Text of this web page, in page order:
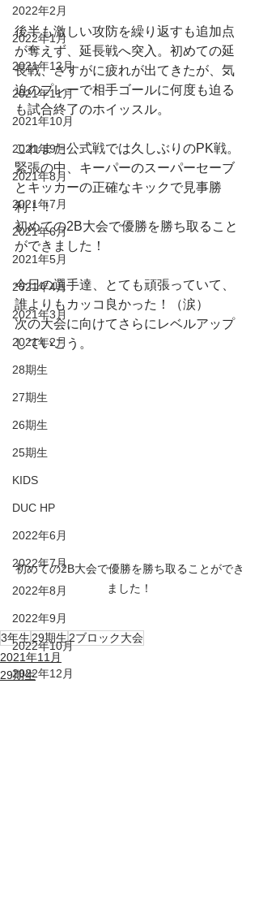
2022年2月
2022年1月
2021年12月
2021年11月
2021年10月
2021年9月
2021年8月
2021年7月
2021年6月
2021年5月
2021年4月
2021年3月
2021年2月
28期生
27期生
26期生
25期生
KIDS
DUC HP
2022年6月
2022年7月
2022年8月
2022年9月
2022年10月
2022年12月
後半も激しい攻防を繰り返すも追加点
が奪えず、延長戦へ突入。初めての延
長戦、さすがに疲れが出てきたが、気
迫のプレーで相手ゴールに何度も迫る
も試合終了のホイッスル。
これまた公式戦では久しぶりのPK戦。
緊張の中、キーパーのスーパーセーブ
とキッカーの正確なキックで見事勝
利！！
初めての2B大会で優勝を勝ち取ること
ができました！
今日の選手達、とても頑張っていて、
誰よりもカッコ良かった！（涙）
次の大会に向けてさらにレベルアップ
していこう。
初めての2B大会で優勝を勝ち取ることができ
ました！
3年生 29期生 2ブロック大会
2021年11月
29期生